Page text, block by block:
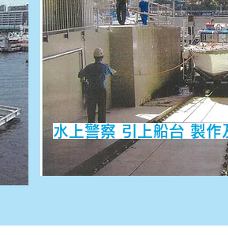
水上警察 引上船台 製作